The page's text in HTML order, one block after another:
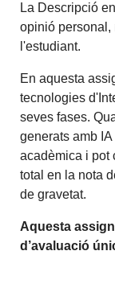
La Descripció
opinió personal,
l'estudiant.
En aquesta
tecnologies
seves fases.
generats amb
acadèmica i pot
total en la nota
de gravetat.
Aquesta
d’avaluació